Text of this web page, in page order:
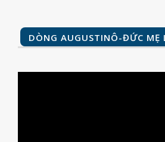
DÒNG AUGUSTINÔ-ĐỨC MẸ